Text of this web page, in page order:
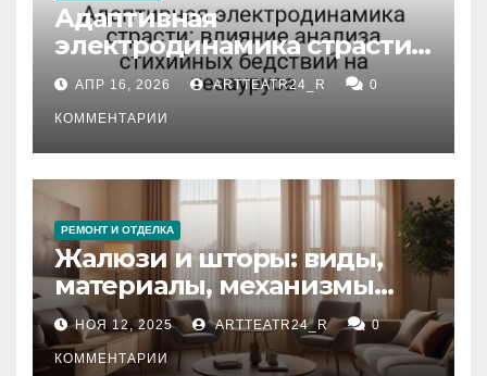
Адаптивная
электродинамика страсти:
влияние анализа
стихийных бедствий на
тезауруса
АПР 16, 2026 ARTTEATR24_R 0
КОММЕНТАРИИ
РЕМОНТ И ОТДЕЛКА
Жалюзи и шторы: виды,
материалы, механизмы
управления и уход
НОЯ 12, 2025 ARTTEATR24_R 0
КОММЕНТАРИИ